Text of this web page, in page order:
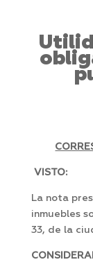
VISTO:
La nota
inmuebles
33, de la